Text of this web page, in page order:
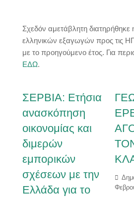
Σχεδόν αμετάβλητη διατηρήθηκε
ελληνικών εξαγωγών προς τις
με το προηγούμενο έτος. Για
ΕΔΩ.
ΣΕΡΒΙΑ: Ετήσια
ανασκόπηση
οικονομίας και
διμερών
εμπορικών
σχέσεων με την
Ελλάδα για το